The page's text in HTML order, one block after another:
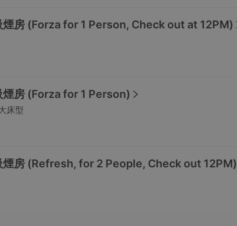
煙房 (Forza for 1 Person, Check out at 12PM)
煙房 (Forza for 1 Person)
床型
煙房 (Refresh, for 2 People, Check out 12PM)